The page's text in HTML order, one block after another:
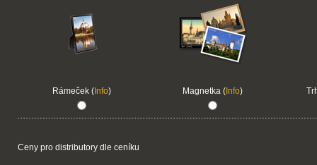
Rámeček (Info) Magnetka (Info)
Ceny pro distributory dle ceníku